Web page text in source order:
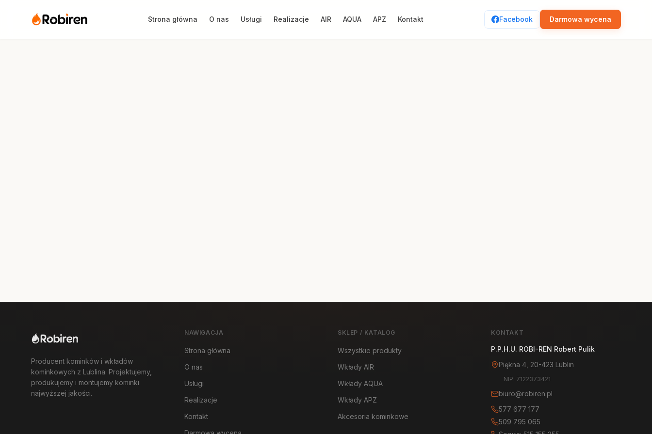
Strona główna O nas Usługi Realizacje AIR AQUA APZ Kontakt Facebook Darmowa wycena
Producent kominków i wkładów
kominkowych z Lublina. Projektujemy,
produkujemy i montujemy kominki
najwyższej jakości.
NAWIGACJA
Strona główna
O nas
Usługi
Realizacje
Kontakt
SKLEP / KATALOG
Wszystkie produkty
Wkłady AIR
Wkłady AQUA
Wkłady APZ
Akcesoria kominkowe
KONTAKT
P.P.H.U. ROBI-REN Robert Pulik
Piękna 4, 20-423 Lublin
NIP: 7122373421
biuro@robiren.pl
577 677 177
509 795 065